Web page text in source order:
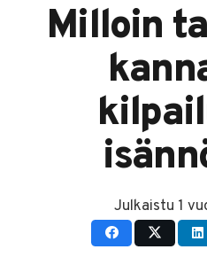
Milloin
Julkaistu 1